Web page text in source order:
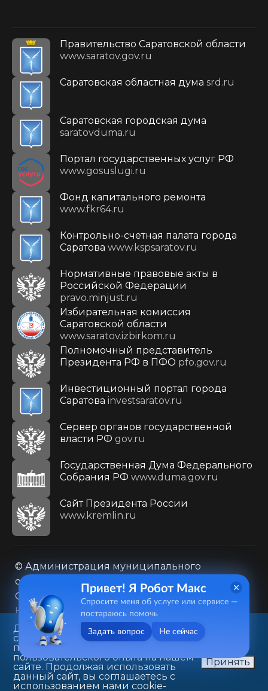
Правительство Саратовской области
www.saratov.gov.ru
Саратовская областная дума srd.ru
Саратовская городская дума
saratovduma.ru
Портал государственных услуг РФ
www.gosuslugi.ru
Фонд капитального ремонта
www.fkr64.ru
Контрольно-счетная палата города
Саратова www.kspsaratov.ru
Нормативные правовые акты в
Российской Федерации
pravo.minjust.ru
Избирательная комиссия
Саратовской области
www.saratov.izbirkom.ru
Полномочный представитель
Президента РФ в ПФО pfo.gov.ru
Инвестиционный портал города
Саратова investsaratov.ru
Сервер органов государственной
власти РФ gov.ru
Государственная Дума Федерального
Собрания РФ www.duma.gov.ru
Cайт Президента России
www.kremlin.ru
© Администрация муниципального
образования городского округа «Город
Саратов»
Контакты
Карта сайта
Политика в отношении обработки
персональных данных
410031, г. Саратов, ул. Первомайская, д. 78
+7(8452)26-02-49
Данный веб-сайт использует
cookie-файлы в целях
предоставления вам лучшего
пользовательского опыта на нашем
сайте. Продолжая использовать
данный сайт, вы соглашаетесь с
использованием нами cookie-
Принять
Привет! Я Робот Макс
Спросите меня об услуге или сервисе —
постараюсь помочь
Задать вопрос Не сейчас